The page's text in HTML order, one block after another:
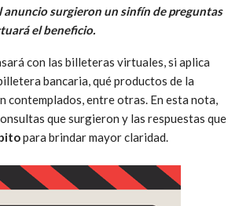
anuncio surgieron un sinfín de preguntas
el beneficio.
con las billeteras virtuales, si aplica
bancaria, qué productos de la
contemplados, entre otras. En esta nota,
que surgieron y las respuestas que
para brindar mayor claridad.